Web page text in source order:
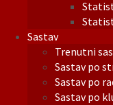
Sastav
Trenutni
Sastav po
Sastav po
Sastav po